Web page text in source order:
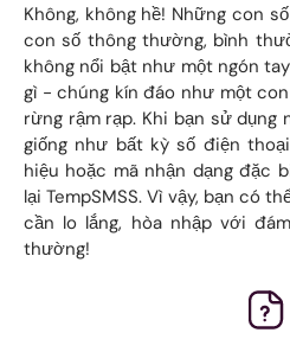
Không, không hề! Những con
con số thông thường, bình
không nổi bật như một ngón
gì - chúng kín đáo như một
rừng rậm rạp. Khi bạn sử dụng
giống như bất kỳ số điện
hiệu hoặc mã nhận dạng đặc
lại TempSMSS. Vì vậy, bạn có
cần lo lắng, hòa nhập với
thường!